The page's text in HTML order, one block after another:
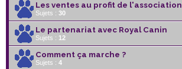
Les ventes au profit de l'association
Sujets : 30
Le partenariat avec Royal Canin
Sujets : 12
Comment ça marche ?
Sujets : 4